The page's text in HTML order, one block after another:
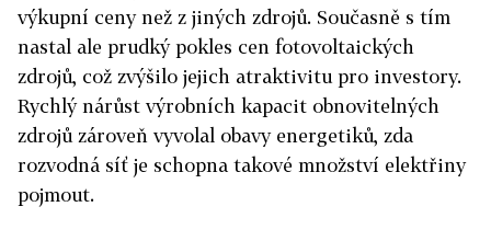
výkupní ceny než z jiných zdrojů. Současně s tím
nastal ale prudký pokles cen fotovoltaických
zdrojů, což zvýšilo jejich atraktivitu pro investory.
Rychlý nárůst výrobních kapacit obnovitelných
zdrojů zároveň vyvolal obavy energetiků, zda
rozvodná síť je schopna takové množství elektřiny
pojmout.